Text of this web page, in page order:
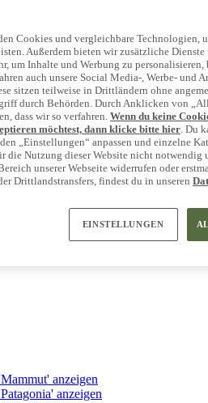
Cookies und vergleichbare Technologien,
Außerdem bieten wir zusätzliche
um Inhalte und Werbung zu
auch unsere Social Media-, Werbe- und
sitzen teilweise in Drittländern ohne
durch Behörden. Durch Anklicken von
dass wir so verfahren. Wenn du keine
möchtest, dann klicke bitte hier. Du
„Einstellungen“ anpassen und einzelne
die Nutzung dieser Website nicht notwendig
unserer Webseite widerrufen oder
Drittlandstransfers, findest du in unseren
EINSTELLUNGEN